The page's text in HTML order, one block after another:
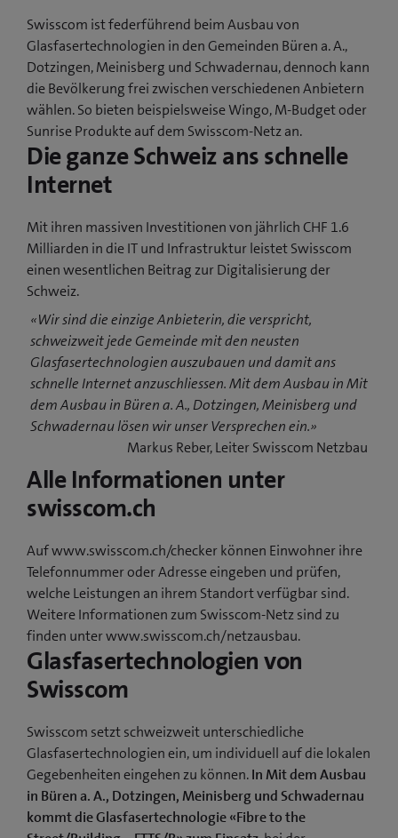
Swisscom ist federführend beim Ausbau von
Glasfasertechnologien in den Gemeinden Büren a. A.,
Dotzingen, Meinisberg und Schwadernau, dennoch kann
die Bevölkerung frei zwischen verschiedenen Anbietern
wählen. So bieten beispielsweise Wingo, M-Budget oder
Sunrise Produkte auf dem Swisscom-Netz an.
Die ganze Schweiz ans schnelle
Internet
Mit ihren massiven Investitionen von jährlich CHF 1.6
Milliarden in die IT und Infrastruktur leistet Swisscom
einen wesentlichen Beitrag zur Digitalisierung der
Schweiz.
«Wir sind die einzige Anbieterin, die verspricht,
schweizweit jede Gemeinde mit den neusten
Glasfasertechnologien auszubauen und damit ans
schnelle Internet anzuschliessen. Mit dem Ausbau in Mit
dem Ausbau in Büren a. A., Dotzingen, Meinisberg und
Schwadernau lösen wir unser Versprechen ein.»
Markus Reber, Leiter Swisscom Netzbau
Alle Informationen unter
swisscom.ch
Auf www.swisscom.ch/checker können Einwohner ihre
Telefonnummer oder Adresse eingeben und prüfen,
welche Leistungen an ihrem Standort verfügbar sind.
Weitere Informationen zum Swisscom-Netz sind zu
finden unter www.swisscom.ch/netzausbau.
Glasfasertechnologien von
Swisscom
Swisscom setzt schweizweit unterschiedliche
Glasfasertechnologien ein, um individuell auf die lokalen
Gegebenheiten eingehen zu können.In Mit dem Ausbau
in Büren a. A., Dotzingen, Meinisberg und Schwadernau
kommt die Glasfasertechnologie «Fibre to the